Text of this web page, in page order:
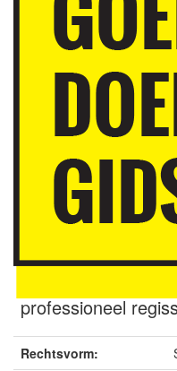
Theatergroep
heerlijk avondje
Stichting Impla
groep
vrolijk toneelstuk
bestaat uit de
belangstellenden
omstreken. Impla
voorstellingen per
theatergroep
professioneel
Rechtsvorm: